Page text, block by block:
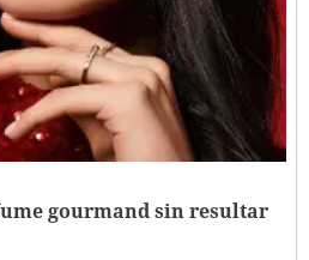
gourmand sin resultar